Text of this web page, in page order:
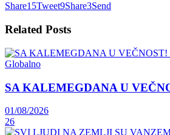
Share15Tweet9Share3Send
Related Posts
Globalno
SA KALEMEGDANA U
01/08/2026
26